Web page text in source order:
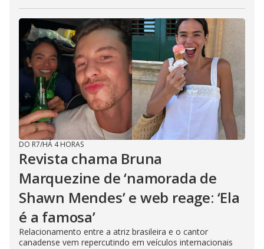
DO R7/HÁ 4 HORAS
Revista chama Bruna
Marquezine de ‘namorada de
Shawn Mendes’ e web reage: ‘Ela
é a famosa’
Relacionamento entre a atriz brasileira e o cantor
canadense vem repercutindo em veículos internacionais